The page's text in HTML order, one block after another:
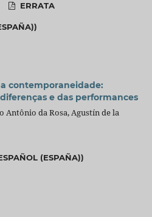
ERRATA
contemporaneidade:
e das performances
Antônio da Rosa, Agustín de la
(ESPAÑA))